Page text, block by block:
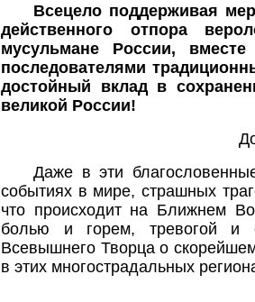
Всецело поддерживая
действенного отпора
мусульмане России,
последователями
достойный вклад в
великой России!
Даже в эти
событиях в мире, страшных
что происходит на Ближнем
болью и горем, тревогой и
Всевышнего Творца о
в этих многострадальных